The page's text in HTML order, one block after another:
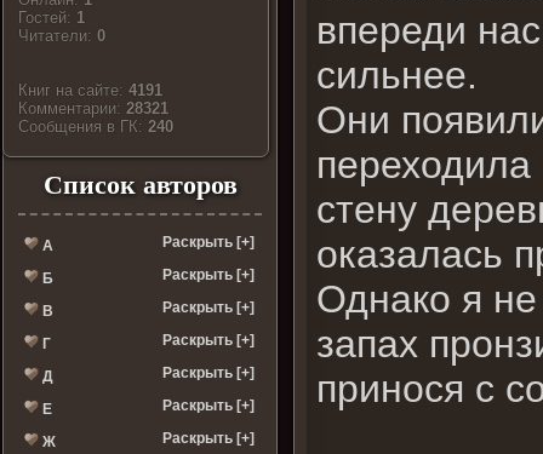
Гостей: 1
Читатели:0
Книг на сайте:4191
Комментарии:28321
Cообщения в ГК:240
Список авторов
А Раскрыть [+]
Б Раскрыть [+]
В Раскрыть [+]
Г Раскрыть [+]
Д Раскрыть [+]
Е Раскрыть [+]
Ж Раскрыть [+]
впереди
сильнее.
Они
стену
оказалась
Однако я
запах
принося с